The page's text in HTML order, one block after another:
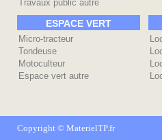
Travaux public autre
ESPACE VERT
Micro-tracteur
Tondeuse
Motoculteur
Espace vert autre
Copyright © MaterielTP.fr